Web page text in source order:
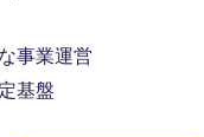
事業運営
基盤